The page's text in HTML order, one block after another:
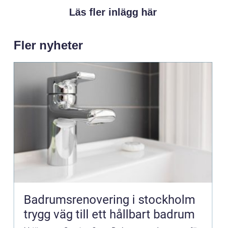
Läs fler inlägg här
Fler nyheter
Badrumsrenovering i stockholm
trygg väg till ett hållbart badrum